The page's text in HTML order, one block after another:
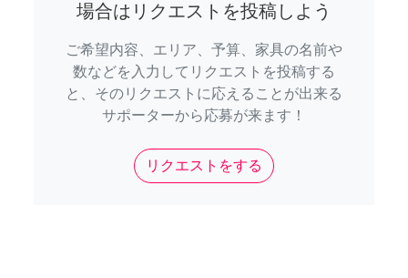
場合はリクエストを投稿しよう
ご希望内容、エリア、予算、家具の名前や
数などを入力してリクエストを投稿する
と、そのリクエストに応えることが出来る
サポーターから応募が来ます！
リクエストをする